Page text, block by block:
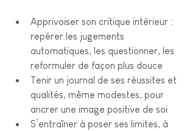
Apprivoiser son critique intérieur :
repérer les jugements
automatiques, les questionner, les
reformuler de façon plus douce
Tenir un journal de ses réussites et
qualités, même modestes, pour
ancrer une image positive de soi
S’entraîner à poser ses limites, à